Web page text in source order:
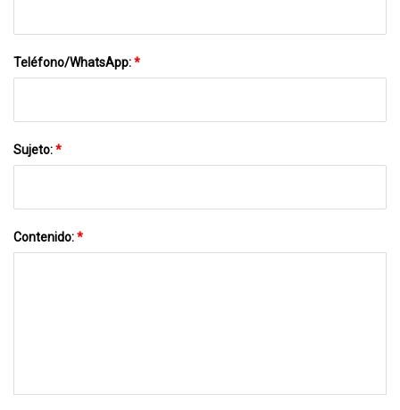
Teléfono/WhatsApp:*
Sujeto:*
Contenido:*